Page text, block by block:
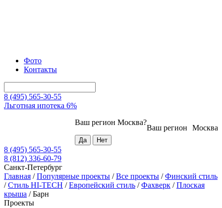
Фото
Контакты
8 (495) 565-30-55
Льготная ипотека 6%
Москва
Ваш регион
Ваш регион Москва?
8 (495) 565-30-55
8 (812) 336-60-79
Санкт-Петербург
Главная /Популярные проекты /Все проекты /Финский стиль
/Стиль HI-TECH /Европейский стиль /Фахверк /Плоская
крыша /Барн
Проекты